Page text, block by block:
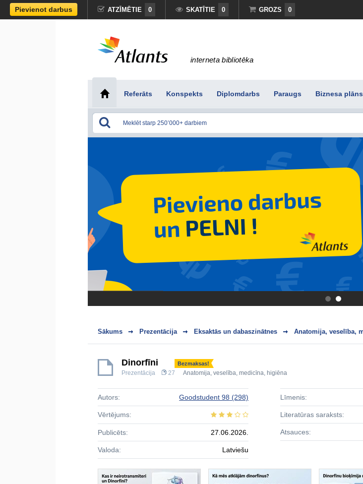
Pievienot darbus ATZĪMĒTIE 0 SKATĪTIE 0 GROZS 0
interneta bibliotēka
Referāts Konspekts Diplomdarbs Paraugs Biznesa plāns
.
Sākums Prezentācija Eksaktās un dabaszinātnes Anatomija, veselība,
Dinorfīni Bezmaksas!
Prezentācija 27 Anatomija, veselība, medicīna, higiēna
Autors: Goodstudent 98 (298)
Vērtējums:
Publicēts: 27.06.2026.
Valoda: Latviešu
Līmenis:
Literatūras saraksts:
Atsauces: